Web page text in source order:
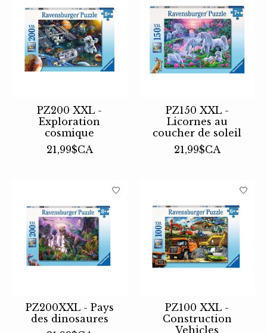
PZ200 XXL -
Exploration
cosmique
21,99$CA
PZ150 XXL -
Licornes au
coucher de soleil
21,99$CA
PZ200XXL - Pays
des dinosaures
PZ100 XXL -
Construction
Vehicles